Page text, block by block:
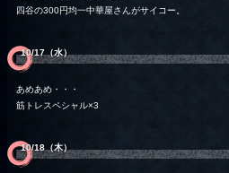
四谷の300円均一中華屋さんがサイコー。
10/17（水）
あめあめ・・・
筋トレスペシャル×3
10/18（木）